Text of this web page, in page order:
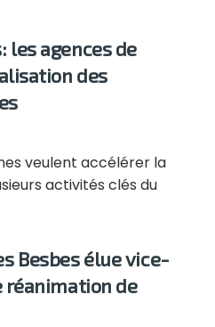
les agences de
des
veulent accélérer la
activités clés du
Besbes élue vice-
réanimation de